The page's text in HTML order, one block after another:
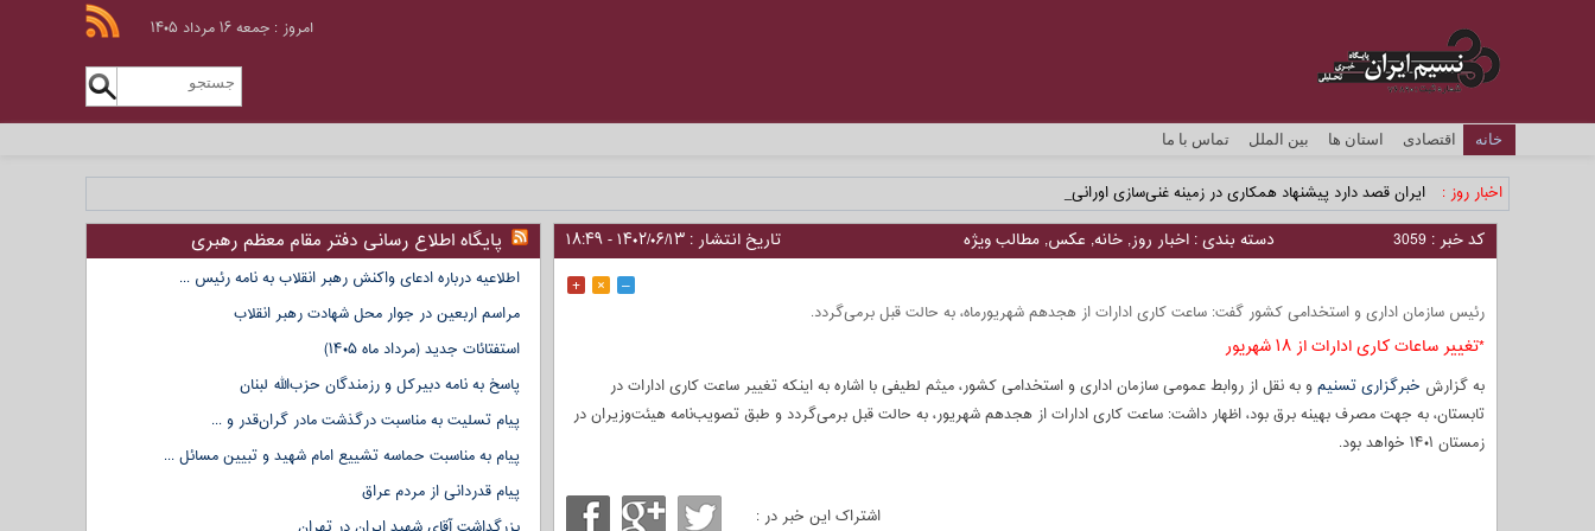
امروز : جمعه ۱۶ مرداد ۱۴۰۵
خانه اقتصادی استان ها بین الملل تماس با ما
اخبار روز : ایران قصد دارد پیشنهاد همکاری در زمینه غنی‌سازی اورانیوم _
کد خبر : 3059 دسته بندی : اخبار روز, خانه, عکس, مطالب ویژه
تاریخ انتشار : ۱۴۰۲/۰۶/۱۳ - ۱۸:۴۹
–
×
+
رئیس سازمان اداری و استخدامی کشور گفت: ساعت کاری ادارات از هجدهم شهریورماه، به حالت قبل برمی‌گردد.
*تغییر ساعات کاری ادارات از ۱۸ شهریور
به گزارش خبرگزاری تسنیم و به نقل از روابط عمومی سازمان اداری و استخدامی کشور، میثم لطیفی با اشاره به اینکه تغییر ساعت کاری ادارات در
تابستان، به جهت مصرف بهینه برق بود، اظهار داشت: ساعت کاری ادارات از هجدهم شهریور‌، به حالت قبل برمی‌گردد و طبق تصویب‌نامه هیئت‌وزیران در
زمستان ۱۴۰۱ خواهد بود.
اشتراک این خبر در :
پایگاه اطلاع رسانی دفتر مقام معظم رهبری
اطلاعیه درباره ادعای واکنش رهبر انقلاب به نامه رئیس ...
مراسم اربعین در جوار محل شهادت رهبر انقلاب
استفتائات جدید (مرداد ماه ۱۴۰۵)
پاسخ به نامه دبیرکل و رزمندگان حزب‌الله لبنان
پیام تسلیت به مناسبت درگذشت مادر گران‌قدر و ...
پیام به مناسبت حماسه تشییع امام شهید و تبیین مسائل ...
پیام قدردانی از مردم عراق